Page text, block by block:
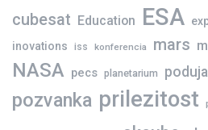
cubesat Education ESA
inovations iss konferencia mars
NASA pecs planetarium
pozvanka prilezitost